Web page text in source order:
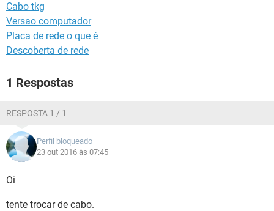
Cabo tkg
Versao computador
Placa de rede o que é
Descoberta de rede
1 Respostas
RESPOSTA 1 / 1
Perfil bloqueado
23 out 2016 às 07:45
Oi
tente trocar de cabo.